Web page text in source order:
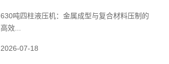
630吨四柱液压机：金属成型与复合材料压制的
高效...
2026-07-18